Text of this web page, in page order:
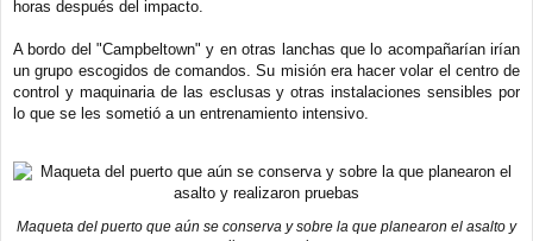
horas después del impacto.
A bordo del "Campbeltown" y en otras lanchas que lo acompañarían irían
un grupo escogidos de comandos. Su misión era hacer volar el centro de
control y maquinaria de las esclusas y otras instalaciones sensibles por
lo que se les sometió a un entrenamiento intensivo.
Maqueta del puerto que aún se conserva y sobre la que planearon el asalto y